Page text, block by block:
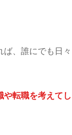
、誰にでも日々
や転職を考えてし